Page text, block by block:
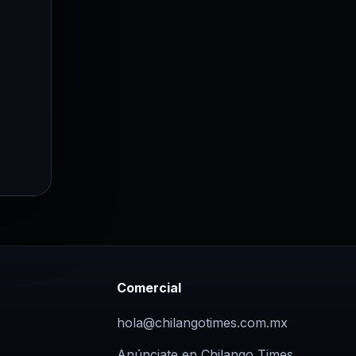
Comercial
hola@chilangotimes.com.mx